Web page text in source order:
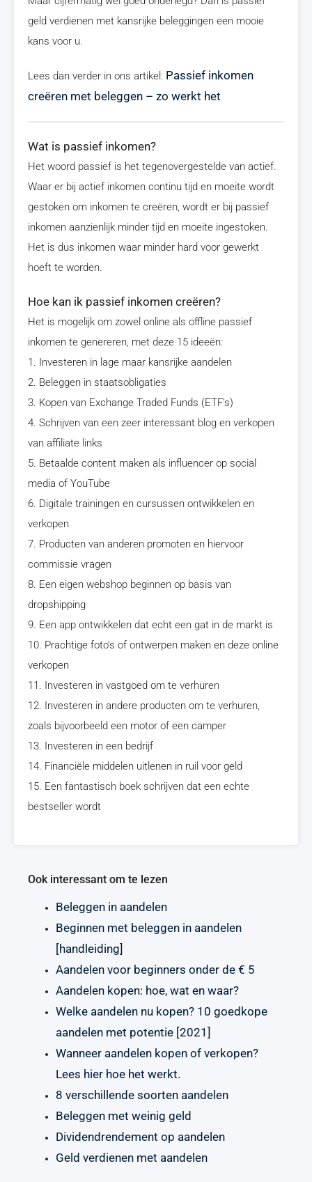
geld verdienen met kansrijke beleggingen een mooie
kans voor u.
Lees dan verder in ons artikel: Passief inkomen
creëren met beleggen – zo werkt het
Wat is passief inkomen?
Het woord passief is het tegenovergestelde van actief.
Waar er bij actief inkomen continu tijd en moeite wordt
gestoken om inkomen te creëren, wordt er bij passief
inkomen aanzienlijk minder tijd en moeite ingestoken.
Het is dus inkomen waar minder hard voor gewerkt
hoeft te worden.
Hoe kan ik passief inkomen creëren?
Het is mogelijk om zowel online als offline passief
inkomen te genereren, met deze 15 ideeën:
1. Investeren in lage maar kansrijke aandelen
2. Beleggen in staatsobligaties
3. Kopen van Exchange Traded Funds (ETF’s)
4. Schrijven van een zeer interessant blog en verkopen
van affiliate links
5. Betaalde content maken als influencer op social
media of YouTube
6. Digitale trainingen en cursussen ontwikkelen en
verkopen
7. Producten van anderen promoten en hiervoor
commissie vragen
8. Een eigen webshop beginnen op basis van
dropshipping
9. Een app ontwikkelen dat echt een gat in de markt is
10. Prachtige foto’s of ontwerpen maken en deze online
verkopen
11. Investeren in vastgoed om te verhuren
12. Investeren in andere producten om te verhuren,
zoals bijvoorbeeld een motor of een camper
13. Investeren in een bedrijf
14. Financiële middelen uitlenen in ruil voor geld
15. Een fantastisch boek schrijven dat een echte
bestseller wordt
Ook interessant om te lezen
Beleggen in aandelen
Beginnen met beleggen in aandelen
[handleiding]
Aandelen voor beginners onder de € 5
Aandelen kopen: hoe, wat en waar?
Welke aandelen nu kopen? 10 goedkope
aandelen met potentie [2021]
Wanneer aandelen kopen of verkopen?
Lees hier hoe het werkt.
8 verschillende soorten aandelen
Beleggen met weinig geld
Dividendrendement op aandelen
Geld verdienen met aandelen